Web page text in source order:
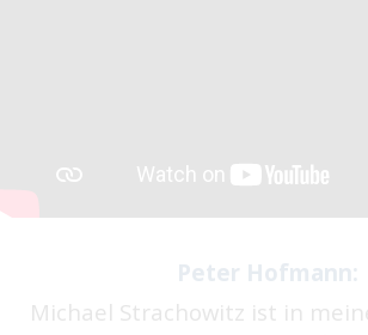
Peter Hofmann:
Michael Strachowitz ist in